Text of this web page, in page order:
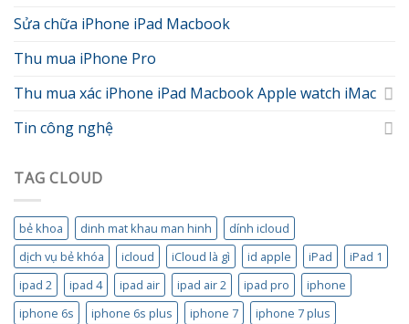
Sửa chữa iPhone iPad Macbook
Thu mua iPhone Pro
Thu mua xác iPhone iPad Macbook Apple watch iMac
Tin công nghệ
TAG CLOUD
bẻ khoa dinh mat khau man hinh
dính icloud
dịch vụ bẻ khóa
icloud iCloud là gì id apple iPad
iPad 1
ipad 2
ipad 4 ipad air ipad air 2 ipad pro
iphone
iphone 6s
iphone 6s plus iphone 7
iphone 7 plus